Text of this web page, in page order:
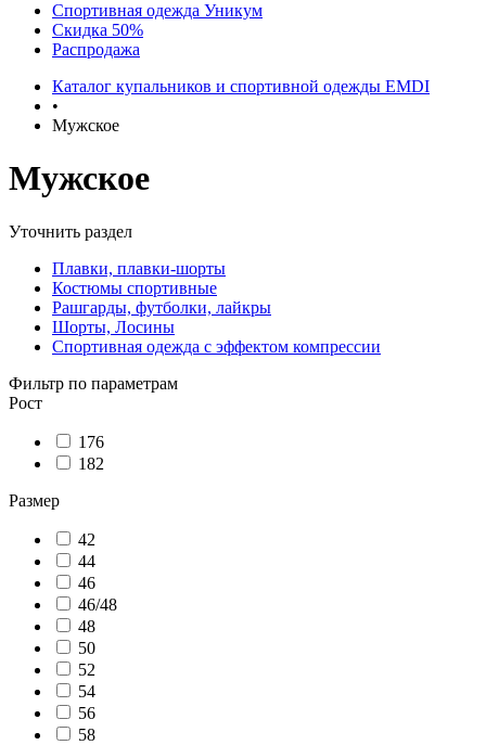
Спортивная одежда Уникум
Скидка 50%
Распродажа
Каталог купальников и спортивной одежды EMDI
•
Мужское
Мужское
Уточнить раздел
Плавки, плавки-шорты
Костюмы спортивные
Рашгарды, футболки, лайкры
Шорты, Лосины
Спортивная одежда с эффектом компрессии
Фильтр по параметрам
Рост
176
182
Размер
42
44
46
46/48
48
50
52
54
56
58